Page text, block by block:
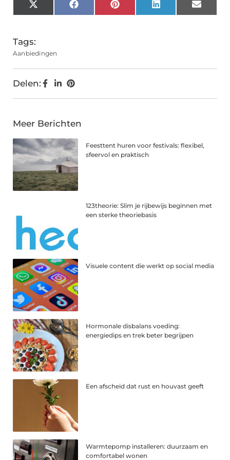
X
(Twitter)
FacebookPinterestLinkedInEmail
Tags:
Aanbiedingen
Delen:
Meer Berichten
Feesttent huren voor festivals: flexibel,
sfeervol en praktisch
123theorie: Slim je rijbewijs beginnen met
een sterke theoriebasis
Visuele content die werkt op social media
Hormonale disbalans voeding:
energiedips en trek beter begrijpen
Een afscheid dat rust en houvast geeft
Warmtepomp installeren: duurzaam en
comfortabel wonen